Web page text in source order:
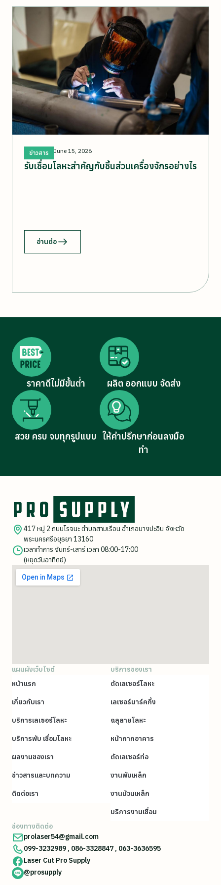
ข่าวสาร June 15, 2026
รับเชื่อมโลหะสำคัญกับชิ้นส่วนเครื่องจักรอย่างไร
อ่านต่อ
ราคาดีไม่มีขั้นต่ำ ผลิต ออกแบบ จัดส่ง
สวย ครบ จบทุกรูปแบบ ให้คำปรึกษาก่อนลงมือ
ทำ
417 หมู่ 2 ถนนโรจนะ ตำบลสามเรือน อำเภอบางปะอิน จังหวัด
พระนครศรีอยุธยา 13160
เวลาทำการ จันทร์-เสาร์ เวลา 08:00-17:00
(หยุดวันอาทิตย์)
แผนผังเว็บไซต์
หน้าแรก
เกี่ยวกับเรา
บริการเลเซอร์โลหะ
บริการพับ เชื่อมโลหะ
ผลงานของเรา
ข่าวสารและบทความ
ติดต่อเรา
บริการของเรา
ตัดเลเซอร์โลหะ
เลเซอร์มาร์คกิ้ง
ฉลุลายโลหะ
หน้ากากอาคาร
ตัดเลเซอร์ท่อ
งานพับเหล็ก
งานม้วนเหล็ก
บริการงานเชื่อม
ช่องทางติดต่อ
prolaser54@gmail.com
099-3232989 , 086-3328847 , 063-3636595
Laser Cut Pro Supply
@prosupply